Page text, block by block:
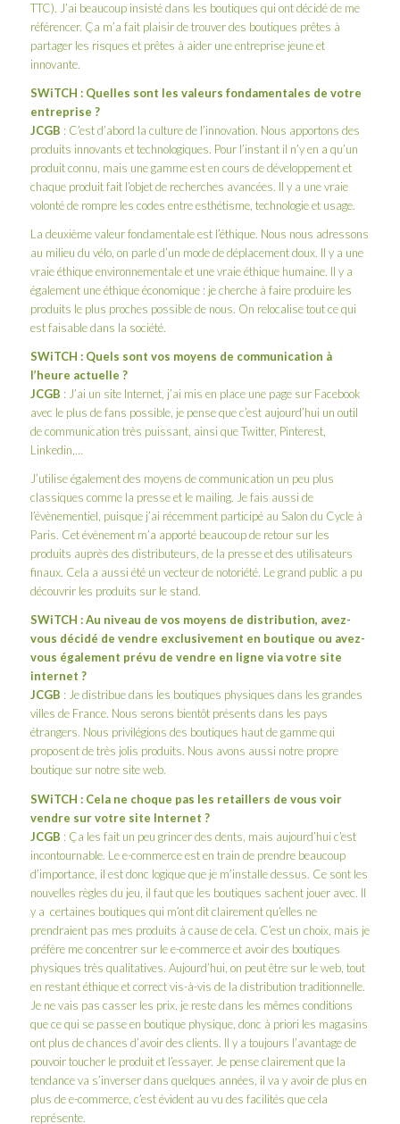
TTC). J’ai beaucoup insisté dans les boutiques qui ont décidé de me
référencer. Ça m’a fait plaisir de trouver des boutiques prêtes à
partager les risques et prêtes à aider une entreprise jeune et
innovante.
SWiTCH : Quelles sont les valeurs fondamentales de votre
entreprise ?
JCGB : C’est d’abord la culture de l’innovation. Nous apportons des
produits innovants et technologiques. Pour l’instant il n’y en a qu’un
produit connu, mais une gamme est en cours de développement et
chaque produit fait l’objet de recherches avancées. Il y a une vraie
volonté de rompre les codes entre esthétisme, technologie et usage.
La deuxième valeur fondamentale est l’éthique. Nous nous adressons
au milieu du vélo, on parle d’un mode de déplacement doux. Il y a une
vraie éthique environnementale et une vraie éthique humaine. Il y a
également une éthique économique : je cherche à faire produire les
produits le plus proches possible de nous. On relocalise tout ce qui
est faisable dans la société.
SWiTCH : Quels sont vos moyens de communication à
l’heure actuelle ?
JCGB : J’ai un site Internet, j’ai mis en place une page sur Facebook
avec le plus de fans possible, je pense que c’est aujourd’hui un outil
de communication très puissant, ainsi queTwitter, Pinterest,
Linkedin,…
J’utilise également des moyens de communication un peu plus
classiques comme la presse et le mailing. Je fais aussi de
l’évènementiel, puisque j’ai récemment participé au Salon du Cycle à
Paris. Cet évènement m’a apporté beaucoup de retour sur les
produits auprès des distributeurs, de la presse et des utilisateurs
finaux. Cela a aussi été un vecteur de notoriété. Le grand public a pu
découvrir les produits sur le stand.
SWiTCH : Au niveau de vos moyens de distribution, avez-
vous décidé de vendre exclusivement en boutique ou avez-
vous également prévu de vendre en ligne via votre site
internet ?
JCGB : Je distribue dans les boutiques physiques dans les grandes
villes de France. Nous serons bientôt présents dans les pays
étrangers. Nous privilégions des boutiques haut de gamme qui
proposent de très jolis produits. Nous avons aussi notre propre
boutique sur notre site web.
SWiTCH : Cela ne choque pas les retaillers de vous voir
vendre sur votre site Internet ?
JCGB : Ça les fait un peu grincer des dents, mais aujourd’hui c’est
incontournable. Le e-commerce est en train de prendre beaucoup
d’importance, il est donc logique que je m’installe dessus. Ce sont les
nouvelles règles du jeu, il faut que les boutiques sachent jouer avec. Il
y a certaines boutiques qui m’ont dit clairement qu’elles ne
prendraient pas mes produits à cause de cela. C’est un choix, mais je
préfère me concentrer sur le e-commerce et avoir des boutiques
physiques très qualitatives. Aujourd’hui, on peut être sur le web, tout
en restant éthique et correct vis-à-vis de la distribution traditionnelle.
Je ne vais pas casser les prix, je reste dans les mêmes conditions
que ce qui se passe en boutique physique, donc à priori les magasins
ont plus de chances d’avoir des clients. Il y a toujours l’avantage de
pouvoir toucher le produit et l’essayer. Je pense clairement que la
tendance va s’inverser dans quelques années, il va y avoir de plus en
plus de e-commerce, c’est évident au vu des facilités que cela
représente.